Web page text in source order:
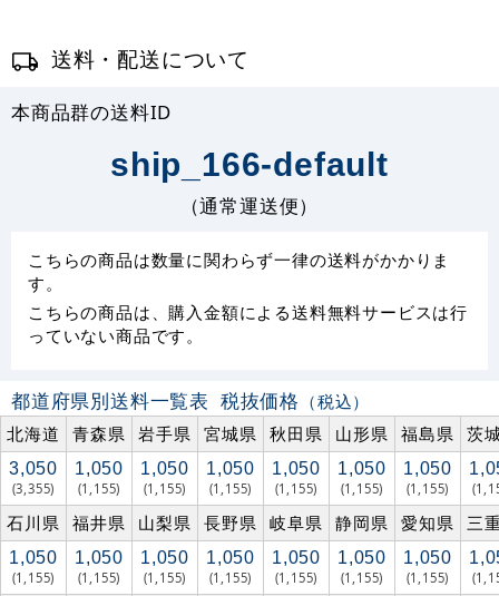
送料・配送について
本商品群の送料ID
ship_166-default
（通常運送便）
こちらの商品は数量に関わらず一律の送料がかかりま
す。
こちらの商品は、購入金額による送料無料サービスは行
っていない商品です。
都道府県別送料一覧表 税抜価格 （税込）
北海道
青森県 岩手県 宮城県 秋田県 山形県 福島県 茨
3,050
(3,355)
1,050
(1,155)
1,050
(1,155)
1,050
(1,155)
1,050
(1,155)
1,050
(1,155)
1,050
(1,155)
石川県 福井県 山梨県 長野県 岐阜県 静岡県 愛知県 三
1,050
(1,155)
1,050
(1,155)
1,050
(1,155)
1,050
(1,155)
1,050
(1,155)
1,050
(1,155)
1,050
(1,155)